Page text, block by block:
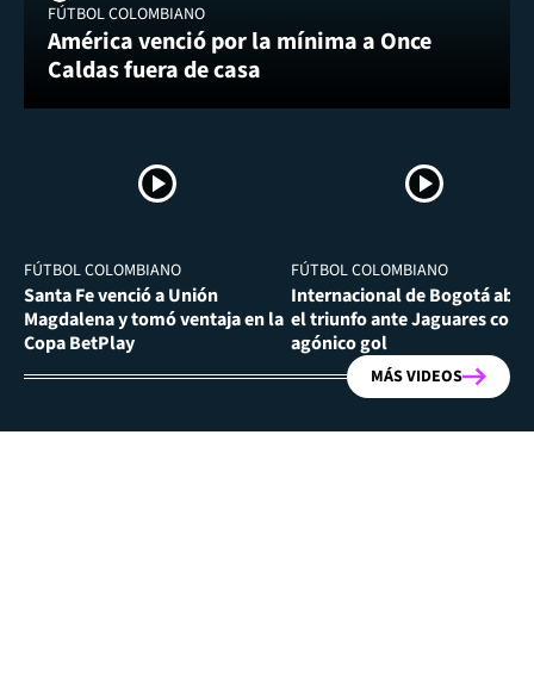
FÚTBOL COLOMBIANO
América venció por la mínima a Once
Caldas fuera de casa
FÚTBOL COLOMBIANO
Santa Fe venció a Unión
Magdalena y tomó ventaja en la
Copa BetPlay
FÚTBOL COLOMBIANO
Internacional de Bogotá
el triunfo ante Jaguares con
agónico gol
MÁS VIDEOS